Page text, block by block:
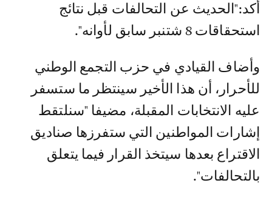
أكد:"الحديث عن التحالفات قبل نتائج
استحقاقات 8 شتنبر سابق لأوانه".
وأضاف القيادي في حزب التجمع الوطني
للأحرار، أن هذا الأخير سينتظر ما ستسفر
عليه الانتخابات المقبلة، مضيفا "سنلتقط
إشارات المواطنين التي ستفرزها صناديق
الاقتراع بعدها سيتخذ القرار فيما يتعلق
بالتحالفات".